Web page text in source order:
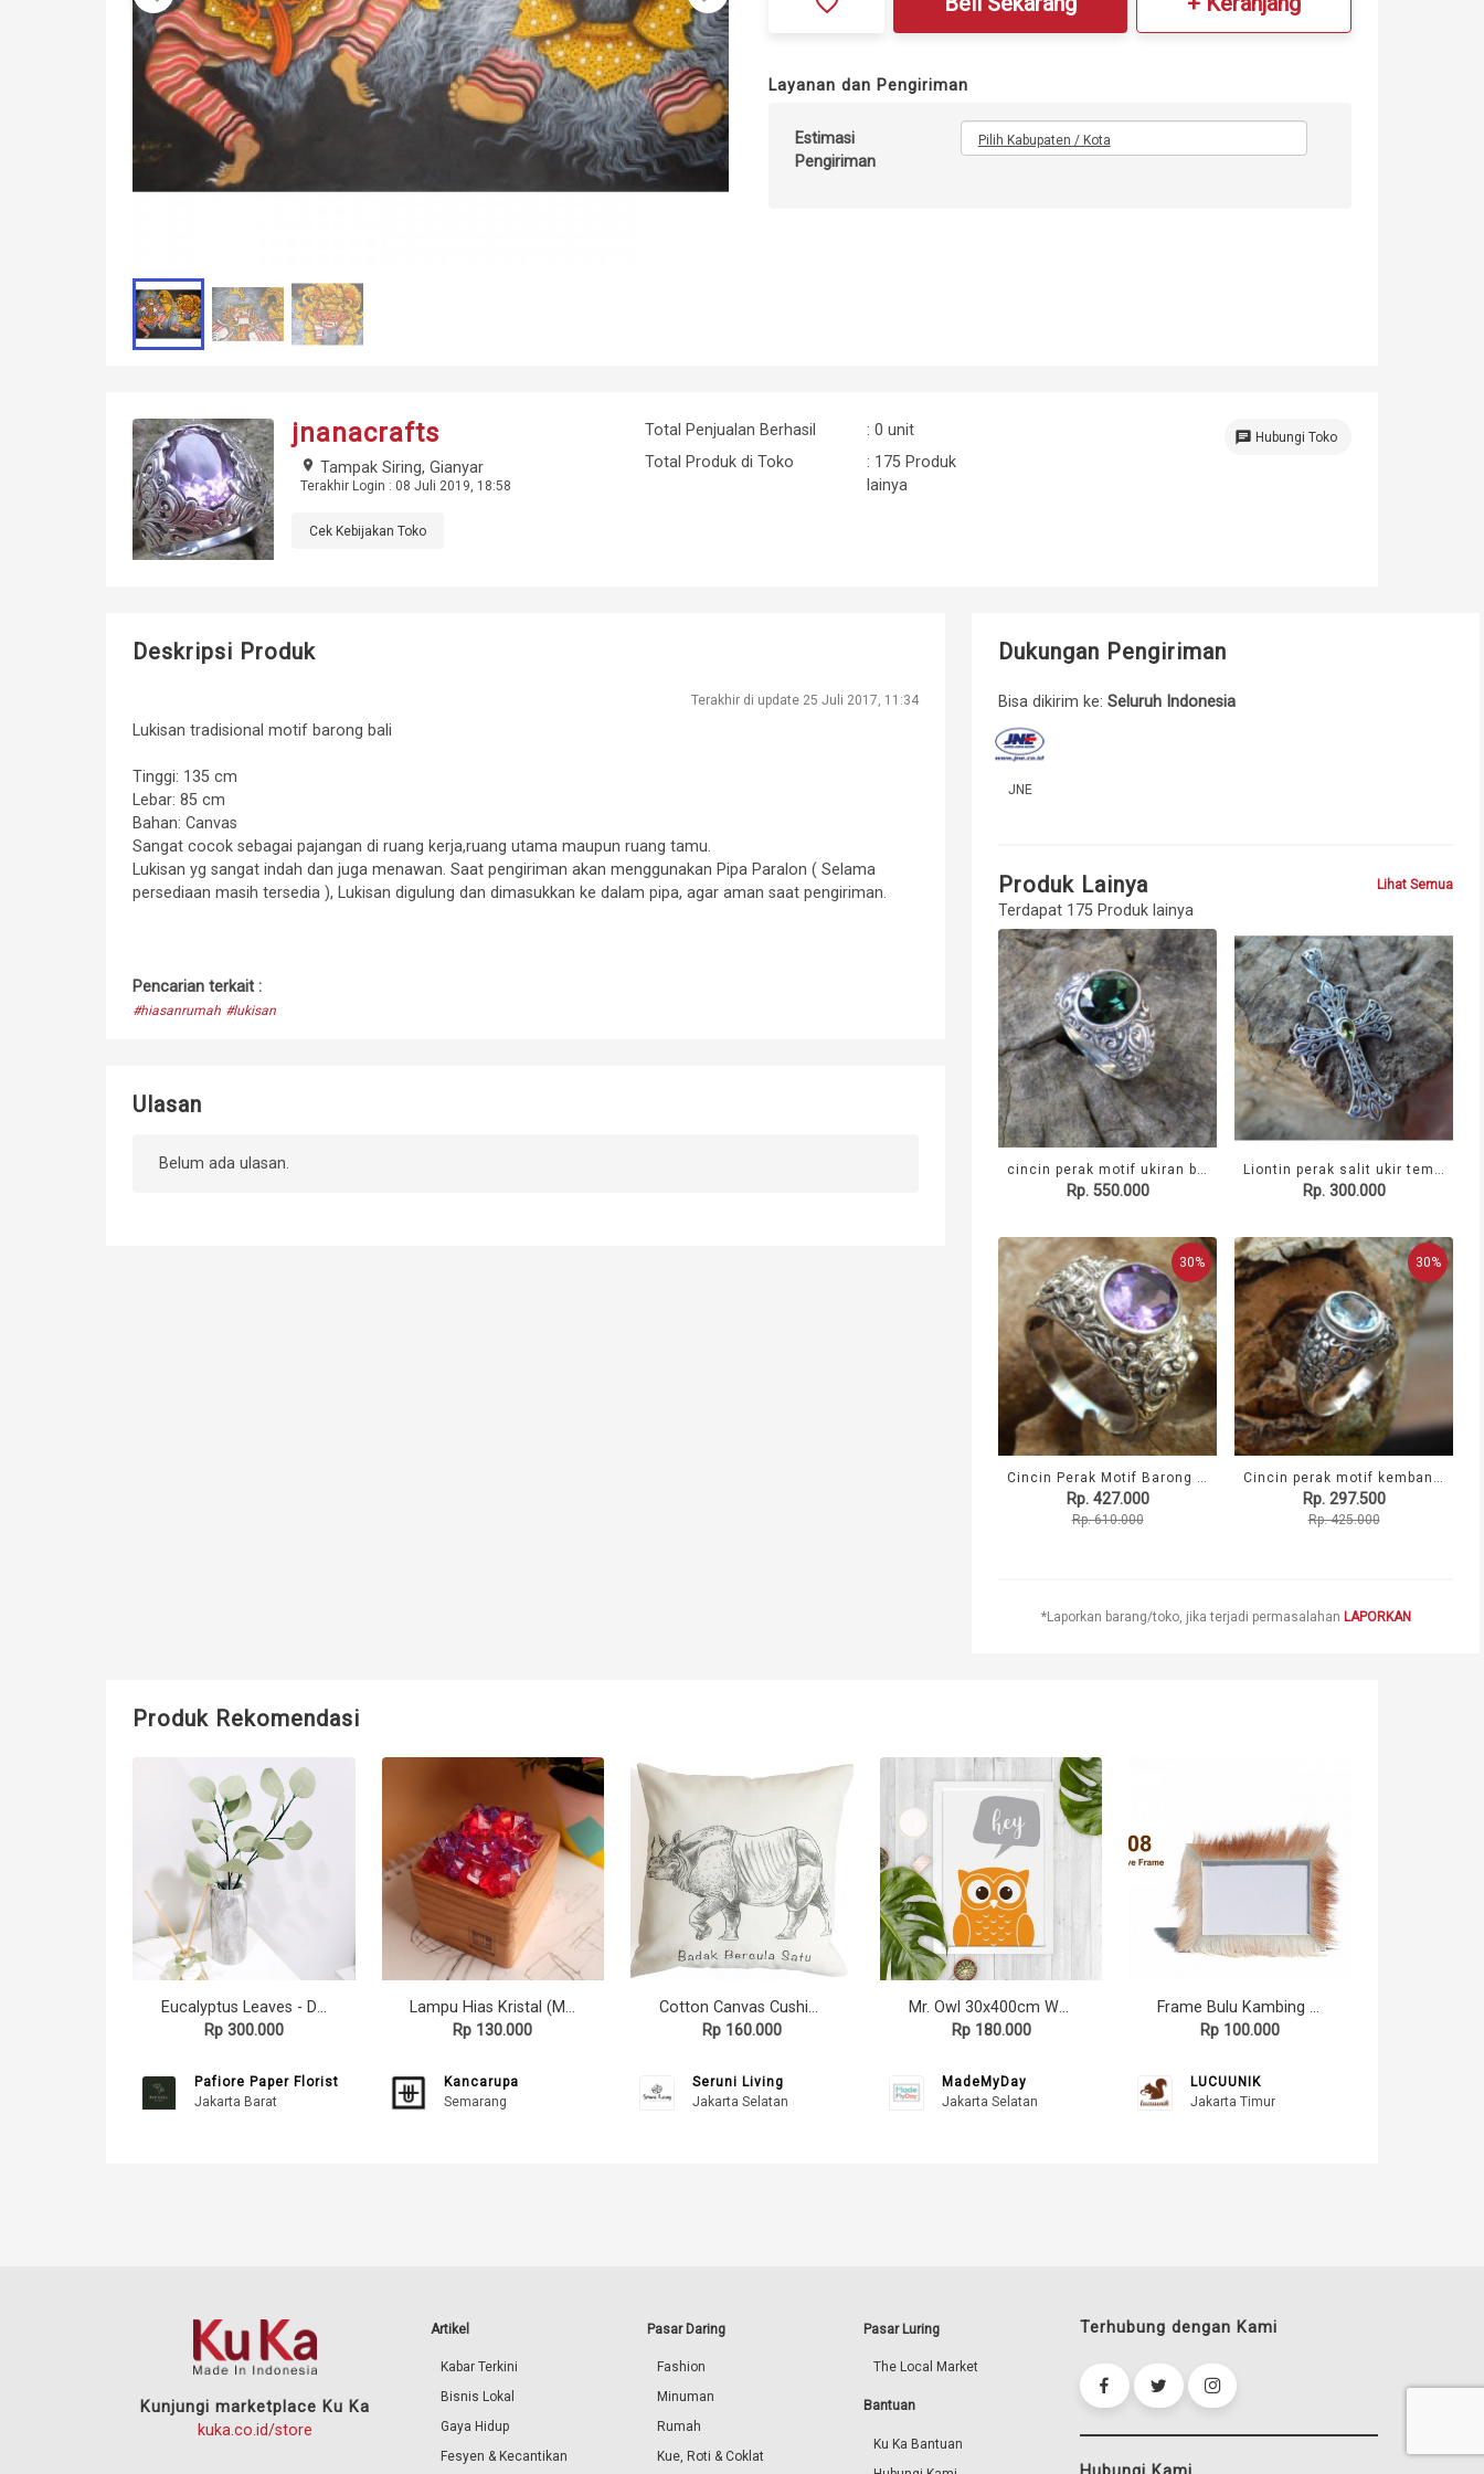
Layanan dan Pengiriman
Estimasi
Pengiriman
Pilih Kabupaten / Kota
jnanacrafts
place Tampak Siring, Gianyar
Terakhir Login : 08 Juli 2019, 18:58
Cek Kebijakan Toko
Total Penjualan Berhasil
: 0 unit
Total Produk di Toko
: 175 Produk
lainya
chat Hubungi Toko
Deskripsi Produk
Terakhir di update 25 Juli 2017, 11:34
Lukisan tradisional motif barong bali
Tinggi: 135 cm
Lebar: 85 cm
Bahan: Canvas
Sangat cocok sebagai pajangan di ruang kerja,ruang utama maupun ruang tamu.
Lukisan yg sangat indah dan juga menawan. Saat pengiriman akan menggunakan Pipa Paralon ( Selama
persediaan masih tersedia ), Lukisan digulung dan dimasukkan ke dalam pipa, agar aman saat pengiriman.
Pencarian terkait :
#hiasanrumah #lukisan
Ulasan
Belum ada ulasan.
Dukungan Pengiriman
Bisa dikirim ke:Seluruh Indonesia
JNE
Produk Lainya
Terdapat 175 Produk lainya
Lihat Semua
cincin perak motif ukiran bali patra batu green quartz 100323
Rp. 550.000
Liontin perak salit ukir tembus batu peridot 58040
Rp. 300.000
30%
Cincin Perak Motif Barong " Batu Amethys 99636
Rp. 427.000
Rp. 610.000
30%
Cincin perak motif kembang bunga batu blue topaz 65733
Rp. 297.500
Rp. 425.000
*Laporkan barang/toko, jika terjadi permasalahan LAPORKAN
Produk Rekomendasi
Eucalyptus Leaves - Daun Kertas Eukaliptus
Rp 300.000
Pafiore Paper Florist
Jakarta Barat
Lampu Hias Kristal (Merah)
Rp 130.000
Kancarupa
Semarang
Cotton Canvas Cushion Cover Badak Bercula Satu
Rp 160.000
Seruni Living
Jakarta Selatan
Mr. Owl 30x400cm Wall Decor Hiasan Dinding dan Meja
Rp 180.000
MadeMyDay
Jakarta Selatan
Frame Bulu Kambing Mawar 08
Rp 100.000
LUCUUNIK
Jakarta Timur
Kunjungi marketplace Ku Ka
kuka.co.id/store
Artikel
Kabar Terkini
Bisnis Lokal
Gaya Hidup
Fesyen & Kecantikan
Pasar Daring
Fashion
Minuman
Rumah
Kue, Roti & Coklat
Pasar Luring
The Local Market
Bantuan
Ku Ka Bantuan
Terhubung dengan Kami